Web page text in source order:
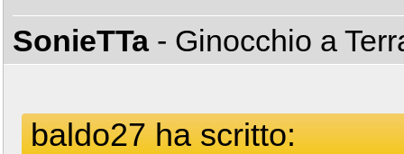
SonieTTa - Ginocchio a
baldo27 ha scritto: